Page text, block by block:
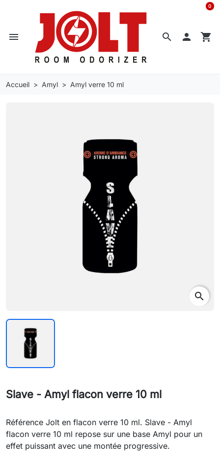
search
menu  shopping_cart
0
Accueil Amyl Amyl verre 10 ml
search
Slave - Amyl flacon verre 10 ml
Référence Jolt en flacon verre 10 ml. Slave - Amyl
flacon verre 10 ml repose sur une base Amyl pour un
effet puissant avec une montée progressive.